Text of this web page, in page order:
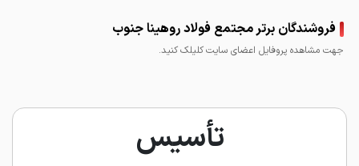
فروشندگان برتر مجتمع فولاد روهینا جنوب
جهت مشاهده پروفایل اعضای سایت کلیلک کنید.
تأسیس